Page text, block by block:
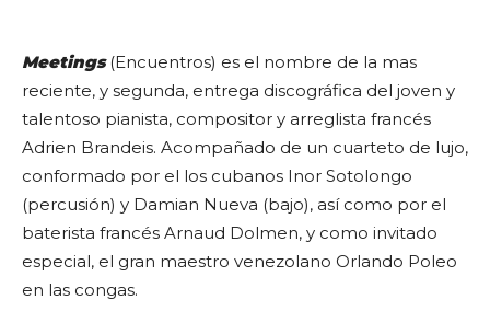
Meetings(Encuentros) es el nombre de la mas
reciente, y segunda, entrega discográfica del joven y
talentoso pianista, compositor y arreglista francés
Adrien Brandeis. Acompañado de un cuarteto de lujo,
conformado por el los cubanos Inor Sotolongo
(percusión) y Damian Nueva (bajo), así como por el
baterista francés Arnaud Dolmen, y como invitado
especial, el gran maestro venezolano Orlando Poleo
en las congas.